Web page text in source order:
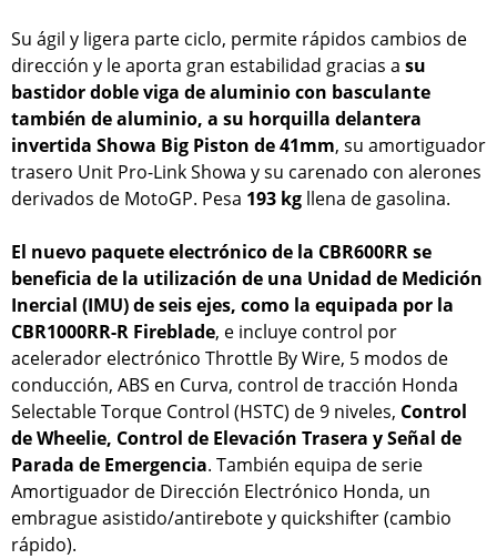
Su ágil y ligera parte ciclo, permite rápidos cambios de
dirección y le aporta gran estabilidad gracias a su
bastidor doble viga de aluminio con basculante
también de aluminio, a su horquilla delantera
invertida Showa Big Piston de 41mm, su amortiguador
trasero Unit Pro-Link Showa y su carenado con alerones
derivados de MotoGP. Pesa 193 kg llena de gasolina.
El nuevo paquete electrónico de la CBR600RR se
beneficia de la utilización de una Unidad de Medición
Inercial (IMU) de seis ejes, como la equipada por la
CBR1000RR-R Fireblade, e incluye control por
acelerador electrónico Throttle By Wire, 5 modos de
conducción, ABS en Curva, control de tracción Honda
Selectable Torque Control (HSTC) de 9 niveles, Control
de Wheelie, Control de Elevación Trasera y Señal de
Parada de Emergencia. También equipa de serie
Amortiguador de Dirección Electrónico Honda, un
embrague asistido/antirebote y quickshifter (cambio
rápido).